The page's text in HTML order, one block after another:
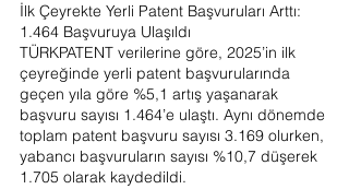
İlk Çeyrekte Yerli Patent Başvuruları Arttı:
1.464 Başvuruya Ulaşıldı
TÜRKPATENT verilerine göre, 2025’in ilk
çeyreğinde yerli patent başvurularında
geçen yıla göre %5,1 artış yaşanarak
başvuru sayısı 1.464’e ulaştı. Aynı dönemde
toplam patent başvuru sayısı 3.169 olurken,
yabancı başvuruların sayısı %10,7 düşerek
1.705 olarak kaydedildi.